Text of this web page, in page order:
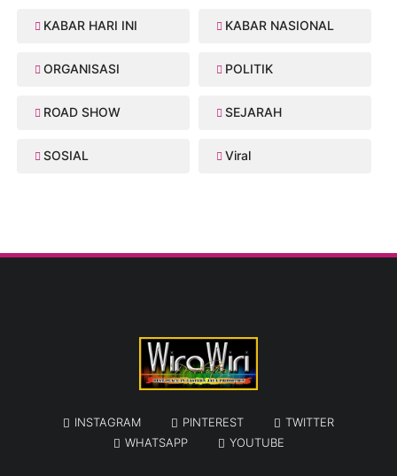
KABAR HARI INI KABAR NASIONAL
ORGANISASI POLITIK
ROAD SHOW SEJARAH
SOSIAL Viral
INSTAGRAM PINTEREST
TWITTER
WHATSAPP
YOUTUBE